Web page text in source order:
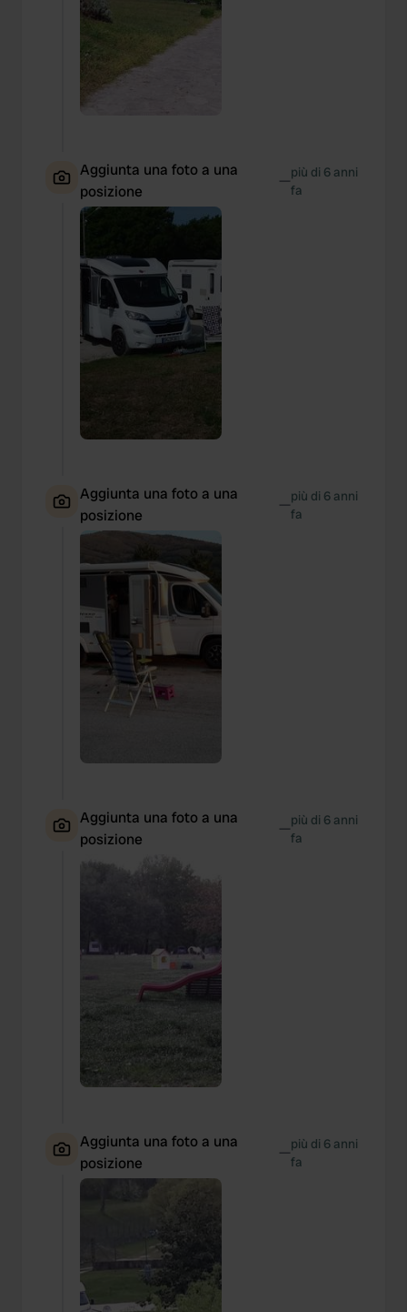
Aggiunta una foto a una
posizione
—più di 6 anni
fa
Aggiunta una foto a una
posizione
—più di 6 anni
fa
Aggiunta una foto a una
posizione
—più di 6 anni
fa
Aggiunta una foto a una
posizione
—più di 6 anni
fa